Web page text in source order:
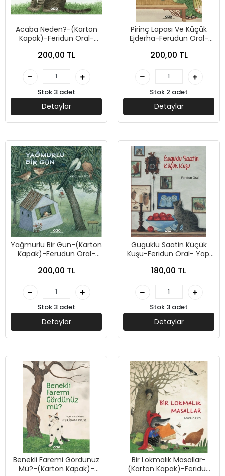
Acaba Neden?-(Karton
Kapak)-Feridun Oral-
200,00 TL
Stok 3 adet
Detaylar
Pirinç Lapası Ve Küçük
Ejderha-Ferudun Oral-
200,00 TL
Stok 2 adet
Detaylar
Yağmurlu Bir Gün-(Karton
Kapak)-Ferudun Oral-
200,00 TL
Stok 3 adet
Detaylar
Guguklu Saatin Küçük
Kuşu-Feridun Oral- Yapı
180,00 TL
Stok 3 adet
Detaylar
Benekli Faremi Gördünüz
Mü?-(Karton Kapak)-
Bir Lokmalık Masallar-
(Karton Kapak)-Feridun